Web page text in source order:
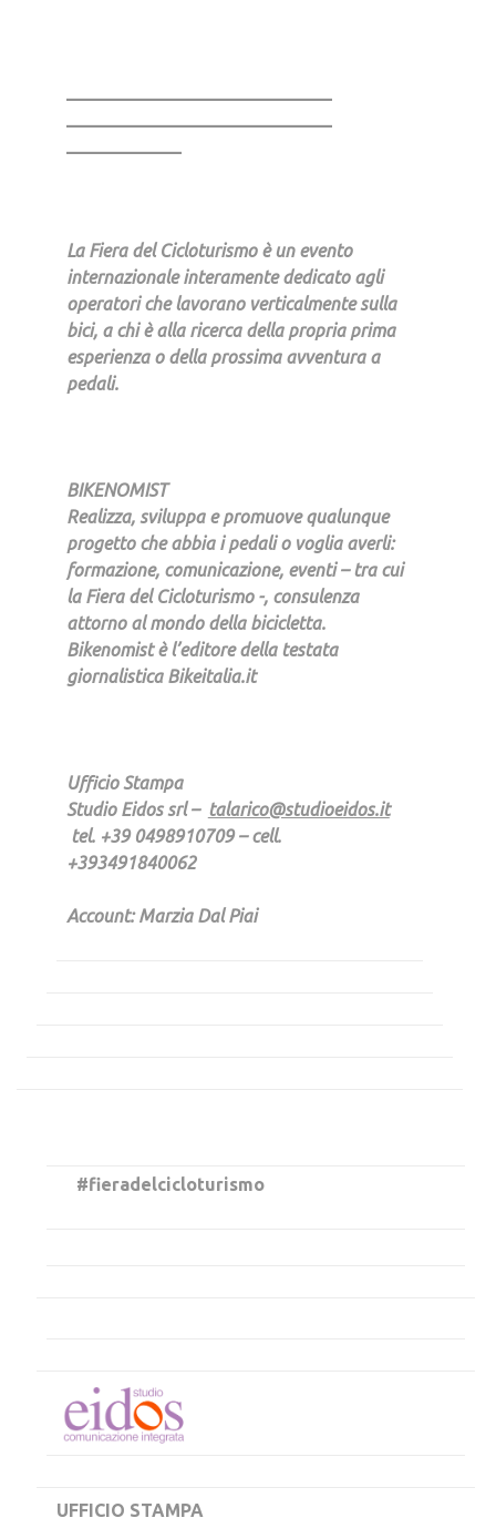
La Fiera del Cicloturismo è un evento
internazionale interamente dedicato agli
operatori che lavorano verticalmente sulla
bici, a chi è alla ricerca della propria prima
esperienza o della prossima avventura a
pedali.
BIKENOMIST
Realizza, sviluppa e promuove qualunque
progetto che abbia i pedali o voglia averli:
formazione, comunicazione, eventi – tra cui
la Fiera del Cicloturismo -, consulenza
attorno al mondo della bicicletta.
Bikenomist è l’editore della testata
giornalistica Bikeitalia.it
Ufficio Stampa
Studio Eidos srl – talarico@studioeidos.it
tel. +39 0498910709 – cell.
+393491840062
Account: Marzia Dal Piai
#fieradelcicloturismo
UFFICIO STAMPA